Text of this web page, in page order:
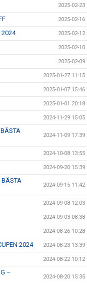
2025-02-23
2025-02-16
2024 2025-02-12
2025-02-10
2025-02-09
2025-01-27 11:15
2025-01-07 15:46
2025-01-01 20:18
2024-11-29 15:05
2024-11-09 17:39
2024-10-08 13:55
2024-09-20 15:39
BÄSTA
2024-09-15 11:42
2024-09-08 12:03
2024-09-03 08:38
2024-08-26 10:28
2024 2024-08-23 13:39
2024-08-22 10:12
–
2024-08-20 15:35